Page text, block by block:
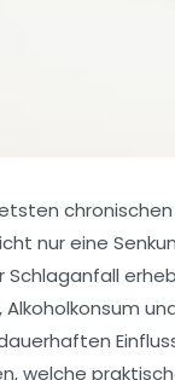
nur eine
welche